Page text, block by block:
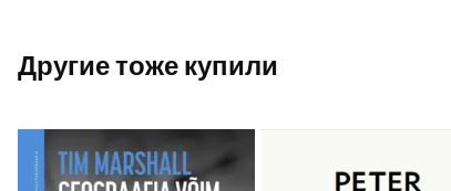
Другие тоже купили